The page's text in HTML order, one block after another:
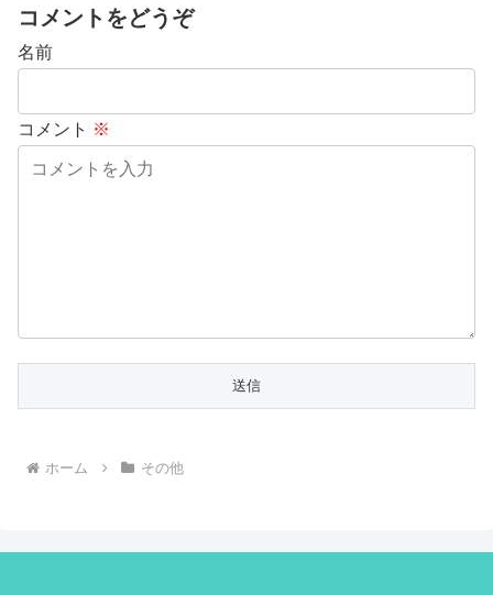
コメントをどうぞ
名前
コメント ※
ホーム その他